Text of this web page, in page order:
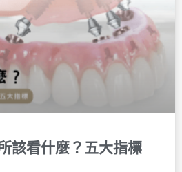
該看什麼？五大指標